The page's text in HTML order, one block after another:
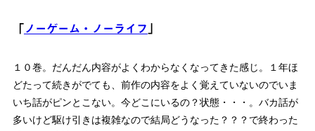
ノーゲーム・ノーライフ
１０巻。だんだん内容がよくわからなくなってきた感じ。１年ほ
どたって続きがでても、前作の内容をよく覚えていないのでいま
いち話がピンとこない。今どこにいるの？状態・・・。バカ話が
多いけど駆け引きは複雑なので結局どうなった？？？で終わった